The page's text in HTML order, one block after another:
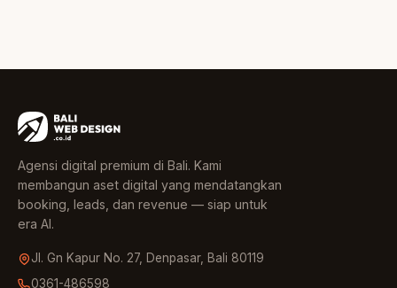
Agensi digital premium di Bali. Kami
membangun aset digital yang mendatangkan
booking, leads, dan revenue — siap untuk
era AI.
Jl. Gn Kapur No. 27, Denpasar, Bali 80119
0361-486598